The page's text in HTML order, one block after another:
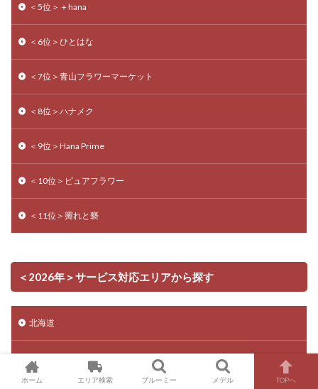
＜5位＞＋hana
＜6位＞ひとはな
＜7位＞青山フラワーマーケット
＜8位＞ハナメク
＜9位＞Hana Prime
＜10位＞ピュアフラワー
＜11位＞霽れと褻
＜2026年＞サービス対応エリアから探す
北海道
東北地方
ホーム エリア検索 ブルーミー メデル TOPへ